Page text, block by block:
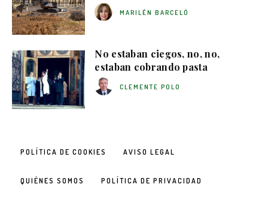
MARILÉN BARCELÓ
No estaban ciegos, no, no,
estaban cobrando pasta
CLEMENTE POLO
POLÍTICA DE COOKIES AVISO LEGAL
QUIÉNES SOMOS POLÍTICA DE PRIVACIDAD